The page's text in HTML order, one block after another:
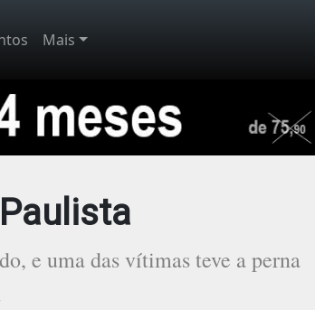
Mais
e uma das vítimas teve a perna